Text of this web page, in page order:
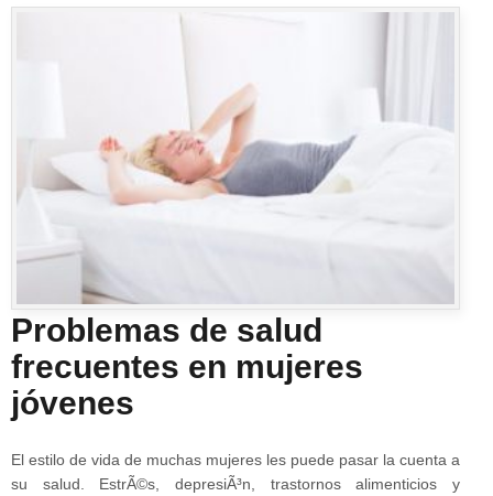
Problemas de salud
frecuentes en mujeres
jóvenes
El estilo de vida de muchas mujeres les puede pasar la cuenta a
su salud. EstrÃ©s, depresiÃ³n, trastornos alimenticios y